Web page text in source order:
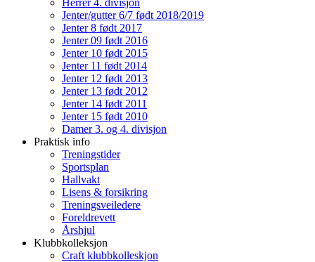
Herrer 4. divisjon
Jenter/gutter 6/7 født 2018/2019
Jenter 8 født 2017
Jenter 09 født 2016
Jenter 10 født 2015
Jenter 11 født 2014
Jenter 12 født 2013
Jenter 13 født 2012
Jenter 14 født 2011
Jenter 15 født 2010
Damer 3. og 4. divisjon
Praktisk info
Treningstider
Sportsplan
Hallvakt
Lisens & forsikring
Treningsveiledere
Foreldrevett
Årshjul
Klubbkolleksjon
Craft klubbkolleskjon